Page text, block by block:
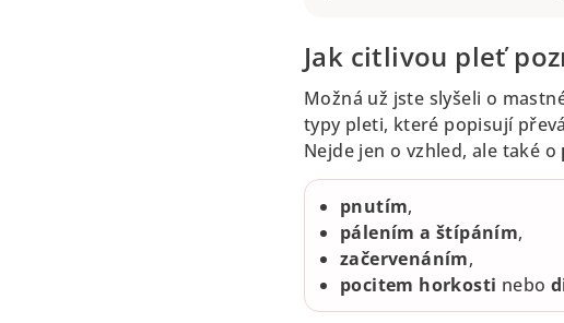
Jak citlivou pleť
Možná už jste slyšeli o
typy pleti, které popisují
Nejde jen o vzhled, ale také o
pnutím,
pálením a štípáním,
začervenáním,
pocitem horkosti nebo